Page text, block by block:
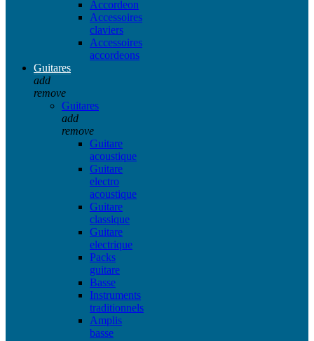
Accordeon
Accessoires
claviers
Accessoires
accordeons
Guitares
add
remove
Guitares
add
remove
Guitare
acoustique
Guitare
electro
acoustique
Guitare
classique
Guitare
electrique
Packs
guitare
Basse
Instruments
traditionnels
Amplis
basse